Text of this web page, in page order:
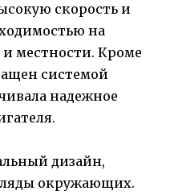
скорость и
на
местности. Кроме
системой
надежное
дизайн,
окружающих.